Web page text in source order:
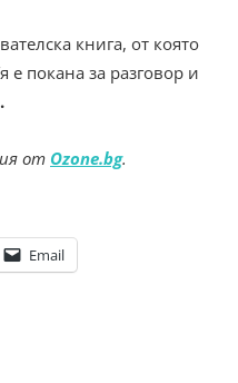
книга, от която
покана за разговор и
от Ozone.bg.
Email